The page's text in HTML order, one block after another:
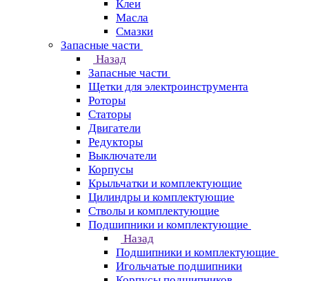
Клеи
Масла
Смазки
Запасные части
Назад
Запасные части
Щетки для электроинструмента
Роторы
Статоры
Двигатели
Редукторы
Выключатели
Корпусы
Крыльчатки и комплектующие
Цилиндры и комплектующие
Стволы и комплектующие
Подшипники и комплектующие
Назад
Подшипники и комплектующие
Игольчатые подшипники